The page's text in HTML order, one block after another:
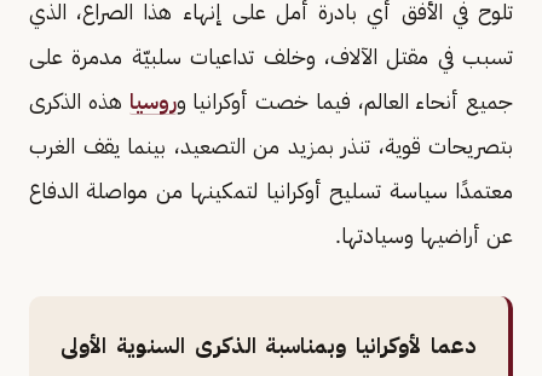
تلوح في الأفق أي بادرة أمل على إنهاء هذا الصراع، الذي
تسبب في مقتل الآلاف، وخلف تداعيات سلبيّة مدمرة على
جميع أنحاء العالم، فيما خصت أوكرانيا وروسيا هذه الذكرى
بتصريحات قوية، تنذر بمزيد من التصعيد، بينما يقف الغرب
معتمدًا سياسة تسليح أوكرانيا لتمكينها من مواصلة الدفاع
عن أراضيها وسيادتها.
دعما لأوكرانيا وبمناسبة الذكرى السنوية الأولى